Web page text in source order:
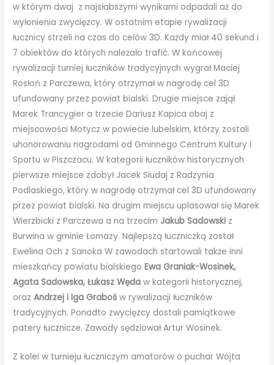
w którym dwaj z najsłabszymi wynikami odpadali aż do
wyłonienia zwycięzcy. W ostatnim etapie rywalizacji
łucznicy strzeli na czas do celów 3D. Każdy miał 40 sekund i
7 obiektów do których należało trafić. W końcowej
rywalizacji turniej łuczników tradycyjnych wygrał Maciej
Rosłoń z Parczewa, który otrzymał w nagrodę cel 3D
ufundowany przez powiat bialski. Drugie miejsce zajął
Marek Trancygier a trzecie Dariusz Kapica obaj z
miejscowości Motycz w powiecie lubelskim, którzy zostali
uhonorowaniu nagrodami od Gminnego Centrum Kultury i
Sportu w Piszczacu. W kategorii łuczników historycznych
pierwsze miejsce zdobył Jacek Siudaj z Radzynia
Podlaskiego, który w nagrodę otrzymał cel 3D ufundowany
przez powiat bialski. Na drugim miejscu uplasował się Marek
Wierzbicki z Parczewa a na trzecim Jakub Sadowski z
Burwina w gminie Łomazy. Najlepszą łuczniczką został
Ewelina Och z Sanoka W zawodach startowali także inni
mieszkańcy powiatu bialskiegoEwa Graniak-Wosinek,
Agata Sadowska, Łukasz Węda w kategorii historycznej,
orazAndrzej i Iga Graboś w rywalizacji łuczników
tradycyjnych. Ponadto zwycięzcy dostali pamiątkowe
patery łucznicze. Zawody sędziował Artur Wosinek.
Z kolei w turnieju łuczniczym amatorów o puchar Wójta